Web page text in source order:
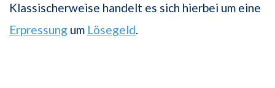
Klassischerweise handelt es sich hierbei um eine
Erpressung um Lösegeld.